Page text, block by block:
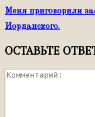
Меня приговорили
Иорданского.
ОСТАВЬТЕ